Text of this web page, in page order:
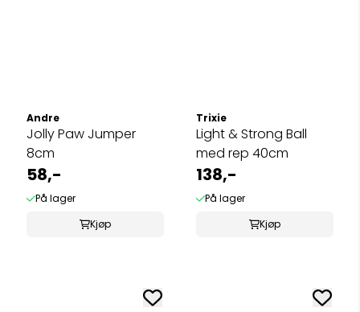
Andre
Jolly Paw Jumper
8cm
58,-
På lager
Kjøp
Trixie
Light & Strong Ball
med rep 40cm
138,-
På lager
Kjøp